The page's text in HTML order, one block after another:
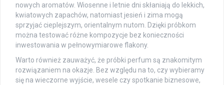
nowych aromatów. Wiosenne i letnie dni skłaniają do lekkich,
kwiatowych zapachów, natomiast jesień i zima mogą
sprzyjać cieplejszym, orientalnym nutom. Dzięki próbkom
można testować różne kompozycje bez konieczności
inwestowania w pełnowymiarowe flakony.
Warto również zauważyć, że próbki perfum są znakomitym
rozwiązaniem na okazje. Bez względu na to, czy wybieramy
się na wieczorne wyjście, wesele czy spotkanie biznesowe,